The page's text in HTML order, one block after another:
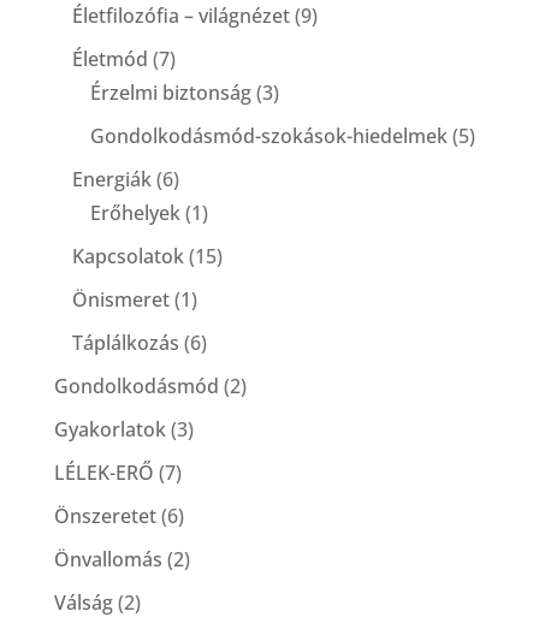
Életfilozófia – világnézet(9)
Életmód (7)
Érzelmi biztonság(3)
Gondolkodásmód-szokások-hiedelmek(5)
Energiák(6)
Erőhelyek(1)
Kapcsolatok(15)
Önismeret(1)
Táplálkozás (6)
Gondolkodásmód (2)
Gyakorlatok(3)
LÉLEK-ERŐ (7)
Önszeretet(6)
Önvallomás (2)
Válság(2)